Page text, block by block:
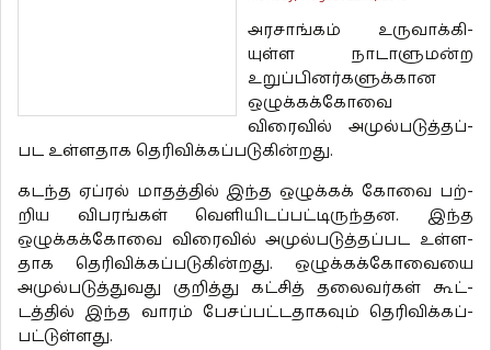
அர­சாங்கம் உரு­வாக்­கி­
யுள்ள நாடா­ளு­மன்ற
உறுப்­பி­னர்­க­ளுக்­கான
ஒழுக்கக்கோவை
விரைவில் அமுல்­ப­டுத்­தப்­
பட உள்­ளதாக தெரிவிக்கப்படுகின்றது.
கடந்த ஏப்ரல் மாதத்தில் இந்த ஒழுக்கக் கோவை பற்­
றிய விப­ரங்கள் வெளி­யி­டப்­பட்­டி­ருந்­தன. இந்த
ஒழுக்கக்கோவை விரைவில் அமுல்­ப­டுத்­தப்­பட உள்­ள­
தாக தெரிவிக்கப்படுகின்றது. ஒழுக்கக்கோவையை
அமுல்­ப­டுத்­து­வது குறித்து கட்சித் தலை­வர்கள் கூட்­
டத்தில் இந்த வாரம் பேசப்­பட்­ட­தா­கவும் தெரி­விக்­கப்­
பட்­டுள்­ளது.